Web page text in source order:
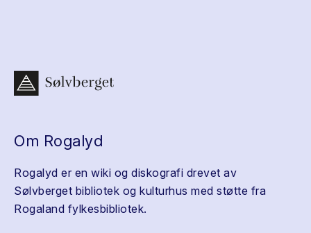
Om Rogalyd
Rogalyd er en wiki og diskografi drevet av
Sølvberget bibliotek og kulturhus med støtte fra
Rogaland fylkesbibliotek.